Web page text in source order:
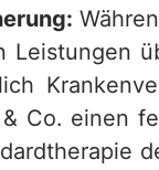
Leistungen
Co. einen